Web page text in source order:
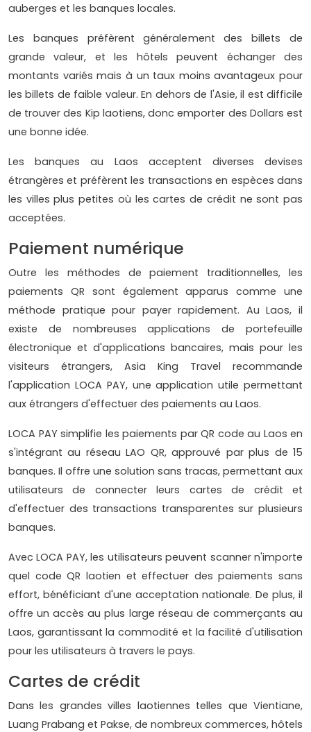
auberges et les banques locales.
Les banques préfèrent généralement des billets de
grande valeur, et les hôtels peuvent échanger des
montants variés mais à un taux moins avantageux pour
les billets de faible valeur. En dehors de l'Asie, il est difficile
de trouver des Kip laotiens, donc emporter des Dollars est
une bonne idée.
Les banques au Laos acceptent diverses devises
étrangères et préfèrent les transactions en espèces dans
les villes plus petites où les cartes de crédit ne sont pas
acceptées.
Paiement numérique
Outre les méthodes de paiement traditionnelles, les
paiements QR sont également apparus comme une
méthode pratique pour payer rapidement. Au Laos, il
existe de nombreuses applications de portefeuille
électronique et d'applications bancaires, mais pour les
visiteurs étrangers, Asia King Travel recommande
l'application LOCA PAY, une application utile permettant
aux étrangers d'effectuer des paiements au Laos.
LOCA PAY simplifie les paiements par QR code au Laos en
s'intégrant au réseau LAO QR, approuvé par plus de 15
banques. Il offre une solution sans tracas, permettant aux
utilisateurs de connecter leurs cartes de crédit et
d'effectuer des transactions transparentes sur plusieurs
banques.
Avec LOCA PAY, les utilisateurs peuvent scanner n'importe
quel code QR laotien et effectuer des paiements sans
effort, bénéficiant d'une acceptation nationale. De plus, il
offre un accès au plus large réseau de commerçants au
Laos, garantissant la commodité et la facilité d'utilisation
pour les utilisateurs à travers le pays.
Cartes de crédit
Dans les grandes villes laotiennes telles que Vientiane,
Luang Prabang et Pakse, de nombreux commerces, hôtels